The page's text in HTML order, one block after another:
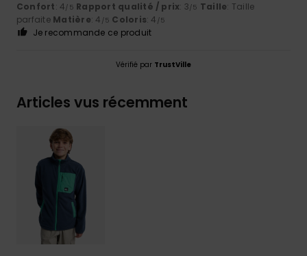
Confort: 4/5 Rapport qualité / prix: 3/5 Taille: Taille
parfaite Matière: 4 /5 Coloris: 4 /5
Je recommande ce produit
Vérifié par TrustVille
Articles vus récemment